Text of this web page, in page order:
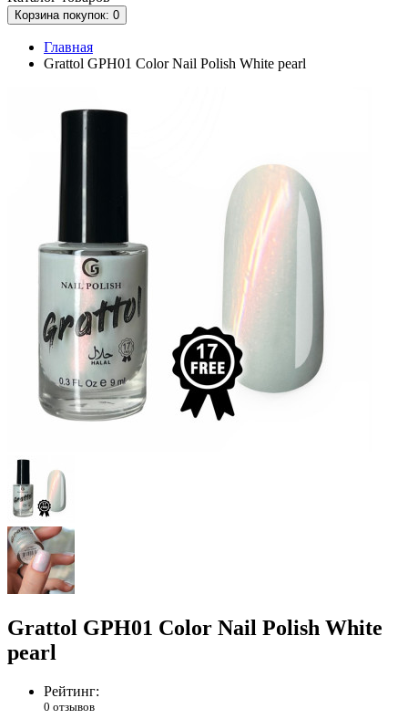
Корзинапокупок: 0
Главная
Grattol GPH01 Color Nail Polish White pearl
Grattol GPH01 Color Nail Polish White
pearl
Рейтинг:
0 отзывов